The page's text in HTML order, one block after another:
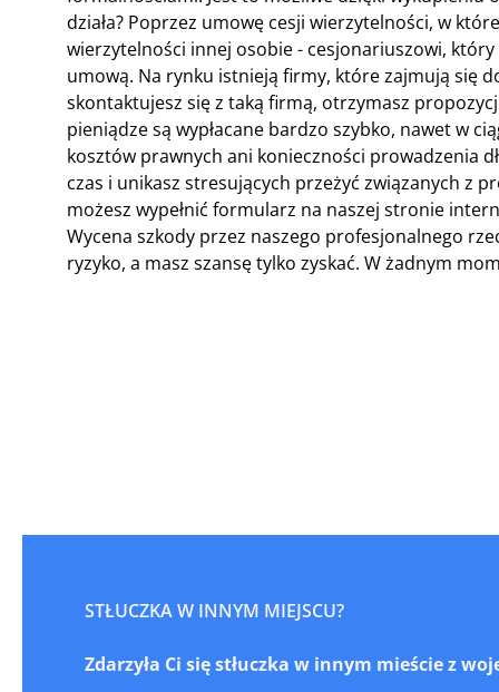
działa? Poprzez umowę cesji wierzytelności, w
wierzytelności innej osobie - cesjonariuszowi,
umową. Na rynku istnieją firmy, które zajmują się
skontaktujesz się z taką firmą, otrzymasz
pieniądze są wypłacane bardzo szybko, nawet w
kosztów prawnych ani konieczności prowadzenia
czas i unikasz stresujących przeżyć związanych z
możesz wypełnić formularz na naszej stronie
Wycena szkody przez naszego profesjonalnego
ryzyko, a masz szansę tylko zyskać. W żadnym
STŁUCZKA W INNYM MIEJSCU?
Zdarzyła Ci się stłuczka w innym mieście z